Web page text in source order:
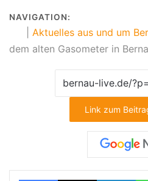
NAVIGATION:
Aktuelles aus und um
dem alten Gasometer in
Link zum
FacebookX